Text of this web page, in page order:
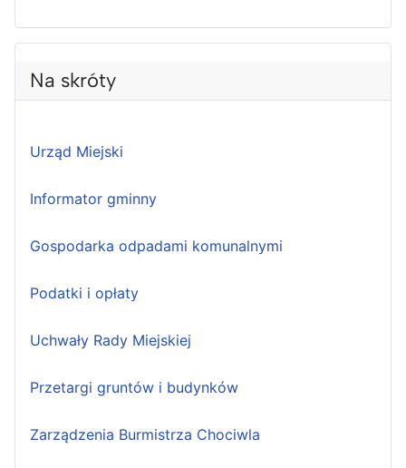
Na skróty
Urząd Miejski
Informator gminny
Gospodarka odpadami komunalnymi
Podatki i opłaty
Uchwały Rady Miejskiej
Przetargi gruntów i budynków
Zarządzenia Burmistrza Chociwla